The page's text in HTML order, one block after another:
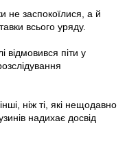
не заспокоїлися, а й
всього уряду.
відмовився піти у
ніж ті, які нещодавно
надихає досвід